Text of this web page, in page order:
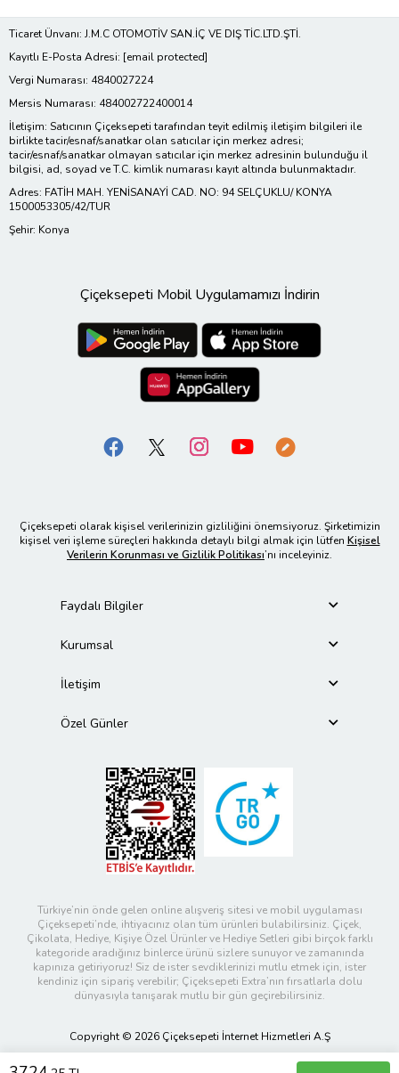
Ticaret Ünvanı: J.M.C OTOMOTİV SAN.İÇ VE DIŞ TİC.LTD.ŞTİ.
Kayıtlı E-Posta Adresi: [email protected]
Vergi Numarası: 4840027224
Mersis Numarası: 484002722400014
İletişim: Satıcının Çiçeksepeti tarafından teyit edilmiş iletişim bilgileri ile
birlikte tacir/esnaf/sanatkar olan satıcılar için merkez adresi;
tacir/esnaf/sanatkar olmayan satıcılar için merkez adresinin bulunduğu il
bilgisi, ad, soyad ve T.C. kimlik numarası kayıt altında bulunmaktadır.
Adres: FATİH MAH. YENİSANAYİ CAD. NO: 94 SELÇUKLU/ KONYA
1500053305/42/TUR
Şehir: Konya
Çiçeksepeti Mobil Uygulamamızı İndirin
Çiçeksepeti olarak kişisel verilerinizin gizliliğini önemsiyoruz. Şirketimizin
kişisel veri işleme süreçleri hakkında detaylı bilgi almak için lütfen Kişisel
Verilerin Korunması ve Gizlilik Politikası’nı inceleyiniz.
Faydalı Bilgiler
Kurumsal
İletişim
Özel Günler
Türkiye’nin önde gelen online alışveriş sitesi ve mobil uygulaması
Çiçeksepeti’nde, ihtiyacınız olan tüm ürünleri bulabilirsiniz. Çiçek,
Çikolata, Hediye, Kişiye Özel Ürünler ve Hediye Setleri gibi birçok farklı
kategoride aradığınız binlerce ürünü sizlere sunuyor ve zamanında
kapınıza getiriyoruz! Siz de ister sevdiklerinizi mutlu etmek için, ister
kendiniz için sipariş verebilir; Çiçeksepeti Extra’nın fırsatlarla dolu
dünyasıyla tanışarak mutlu bir gün geçirebilirsiniz.
Copyright © 2026 Çiçeksepeti İnternet Hizmetleri A.Ş